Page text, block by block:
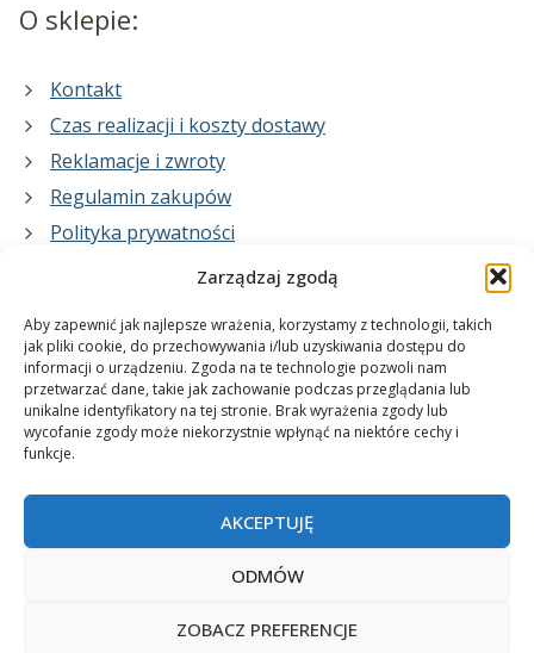
Zarządzaj zgodą
Aby zapewnić jak najlepsze wrażenia, korzystamy z technologii, takich
jak pliki cookie, do przechowywania i/lub uzyskiwania dostępu do
informacji o urządzeniu. Zgoda na te technologie pozwoli nam
przetwarzać dane, takie jak zachowanie podczas przeglądania lub
unikalne identyfikatory na tej stronie. Brak wyrażenia zgody lub
wycofanie zgody może niekorzystnie wpłynąć na niektóre cechy i
funkcje.
AKCEPTUJĘ
ODMÓW
ZOBACZ PREFERENCJE
O sklepie:
Kontakt
Czas realizacji i koszty dostawy
Reklamacje i zwroty
Regulamin zakupów
Polityka prywatności
Co zrobimy dla Ciebie:
projekty plakatów na zamówienie
wydrukuj swój plakat
© 2006-2025 Plakatynasciany.pl